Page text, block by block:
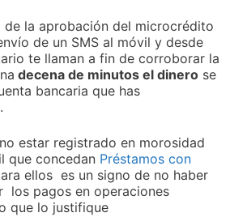
de la aprobación del microcrédito
de un SMS al móvil y desde
te llaman a fin de corroborar la
decena de minutos el dinero se
bancaria que has
estar registrado en morosidad
que concedan Préstamos con
ellos es un signo de no haber
los pagos en operaciones
que lo justifique